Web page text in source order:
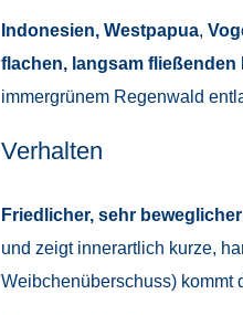
Indonesien, Westpapua,
flachen, langsam fließenden
immergrünem Regenwald
Verhalten
Friedlicher, sehr
und zeigt innerartlich kurze,
Weibchenüberschuss) kommt